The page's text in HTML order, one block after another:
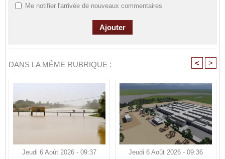
Me notifier l'arrivée de nouveaux commentaires
DANS LA MÊME RUBRIQUE : < >
Jeudi 6 Août 2026 - 09:37 Jeudi 6 Août 2026 - 09:36